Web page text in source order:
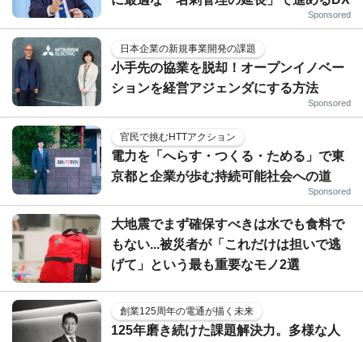
Sponsored
日本企業の新規事業開発の課題
小手先の協業を脱却！オープンイノベー
ションを経営アジェンダにする方法
Sponsored
官民で挑むHTTアクション
電力を「へらす・つくる・ためる」で東
京都と企業が歩む持続可能社会への道
Sponsored
大地震でまず確保すべきは水でも食料で
もない...被災者が「これだけは担いで逃
げて」という最も重要なモノ2選
創業125周年の電通が描く未来
125年磨き続けた課題解決力。多様な人